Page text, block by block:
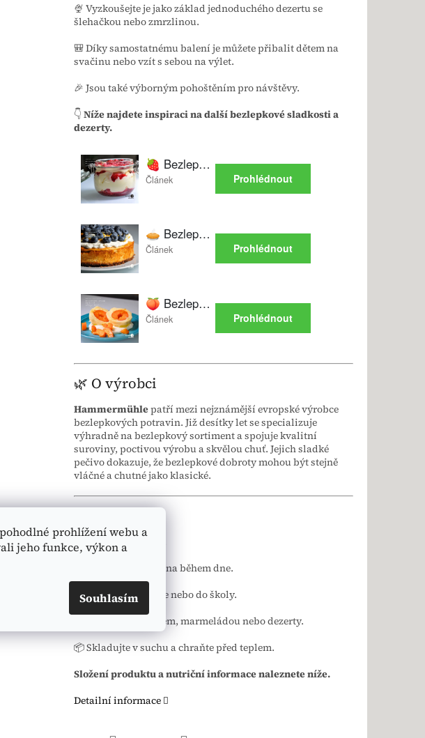
prohlížení webu a
jeho funkce, výkon a
Souhlasím
🍨 Vyzkoušejte je jako základ jednoduchého dezertu se
šlehačkou nebo zmrzlinou.
🎒 Díky samostatnému balení je můžete přibalit dětem na
svačinu nebo vzít s sebou na výlet.
🎉 Jsou také výborným pohoštěním pro návštěvy.
👇 Níže najdete inspiraci na další bezlepkové sladkosti a
dezerty.
🌿 O výrobci
Hammermühlepatří mezi nejznámější evropské výrobce
bezlepkových potravin. Již desítky let se specializuje
výhradně na bezlepkový sortiment a spojuje kvalitní
suroviny, poctivou výrobu a skvělou chuť. Jejich sladké
pečivo dokazuje, že bezlepkové dobroty mohou být stejně
vláčné a chutné jako klasické.
☕ Ke kávě nebo čaji.
🍰 Jako sladká svačina během dne.
🎒 Na cesty, do práce nebo do školy.
🍓 Podávejte s ovocem, marmeládou nebo dezerty.
📦 Skladujte v suchu a chraňte před teplem.
Složení produktu a nutriční informace naleznete níže.
Detailní informace